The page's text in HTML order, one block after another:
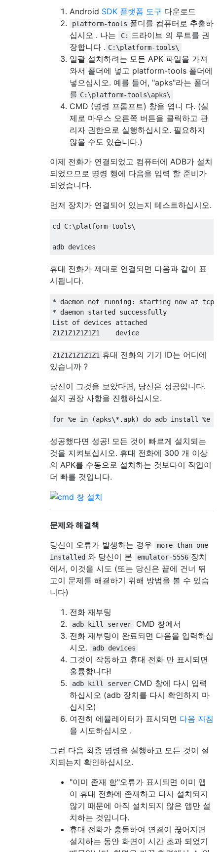
Android SDK 플랫폼 도구 다운로드
platform-tools 폴더를 컴퓨터로 추출하
십시오 . 나는
C:
드라이브 의 루트를 권
장합니다 . C:\platform-tools\
일괄 설치하려는 모든 APK 파일을 가져
와서 폴더에 넣고 platform-tools 폴더에
넣으십시오. 예를 들어, "apks"라는 폴더
를 C:\platform-tools\apks\
CMD (명령 프롬프트) 창을 엽니 다. (실
제로 마우스 오른쪽 버튼을 클릭하고 관
리자 권한으로 실행하십시오. 필요하지
않을 수도 있습니다.)
이제 전화가 연결되었고 컴퓨터에 ADB가 설치
되었으므로 명령 행에 다음을 입력 할 준비가
되었습니다.
먼저 장치가 연결되어 있는지 테스트하십시오.
cd C:\platform-tools\
휴대 전화가 제대로 연결되면 다음과 같이 표
시됩니다.
* daemon not running: starting now at
* daemon started successfully
List of devices attached
Z1Z1Z1Z1Z1Z1 휴대 전화의 기기 ID는 어디에
있습니까 ?
당신이 그것을 보았다면, 당신은 성공입니다.
설치 권장 사항을 진행하십시오.
성공했다면 성공! 모든 것이 빠르게 설치되는
것을 지켜보십시오. 휴대 전화에 300 개 이상
의 APK를 수동으로 설치하는 것보다이 작업이
더 빠를 것입니다.
문제와 해결책
당신이 오류가 발생하는 경우
more than one
installed 와 당신이 본 emulator-5556 장치
에서, 이것을 시도 (또는 당신은 끝에 건너 뛰
고이 문제를 해결하기 위해 방법을 볼 수 있습
니다)
전화 재부팅
adb kill server
CMD 창에서
전화 재부팅이 완료되면 다음을 입력하십
시오.
adb devices
그것이 작동하고 휴대 전화 만 표시되면
훌륭합니다!
adb kill server CMD 창에 다시 입력
하십시오 (adb 장치를 다시 확인하지 마
십시오)
여전히 에뮬레이터가 표시되면 다음 지침
을 시도하십시오 .
그런 다음 최종 명령을 실행하고 모든 것이 설
치되는지 확인하십시오.
"이미 존재 함"오류가 표시되면 이미 앱
이 휴대 전화에 존재하고 다시 설치되지
않기 때문에 아직 설치되지 않은 앱만 설
치하는 것입니다.
휴대 전화가 충돌하여 연결이 끊어지면
설치하는 동안 화면이 시간 초과 되었기